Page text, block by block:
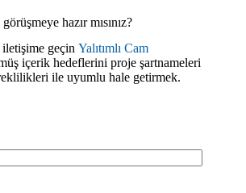
hazır mısınız?
geçin Yalıtımlı Cam
içerik hedeflerini proje şartnameleri
ile uyumlu hale getirmek.